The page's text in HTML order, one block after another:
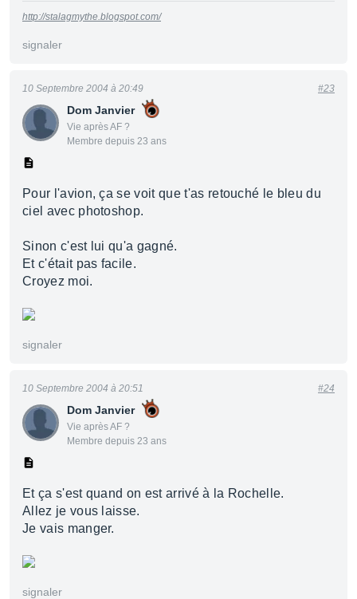
http://stalagmythe.blogspot.com/
signaler
Dom Janvier
Vie après AF ?
Membre depuis 23 ans
10 Septembre 2004 à 20:49 #23
Pour l'avion, ça se voit que t'as retouché le bleu du
ciel avec photoshop.
Sinon c'est lui qu'a gagné.
Et c'était pas facile.
Croyez moi.
signaler
Dom Janvier
Vie après AF ?
Membre depuis 23 ans
10 Septembre 2004 à 20:51 #24
Et ça s'est quand on est arrivé à la Rochelle.
Allez je vous laisse.
Je vais manger.
signaler